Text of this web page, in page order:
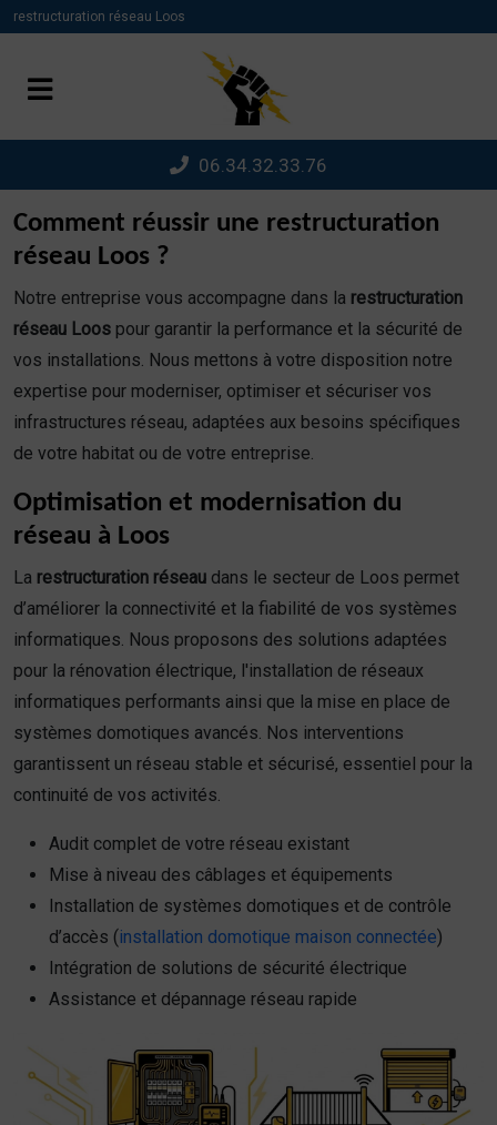
restructuration réseau Loos
06.34.32.33.76
Comment réussir une restructuration
réseau Loos ?
Notre entreprise vous accompagne dans la restructuration
réseau Loos pour garantir la performance et la sécurité de
vos installations. Nous mettons à votre disposition notre
expertise pour moderniser, optimiser et sécuriser vos
infrastructures réseau, adaptées aux besoins spécifiques
de votre habitat ou de votre entreprise.
Optimisation et modernisation du
réseau à Loos
La restructuration réseau dans le secteur de Loos permet
d’améliorer la connectivité et la fiabilité de vos systèmes
informatiques. Nous proposons des solutions adaptées
pour la rénovation électrique, l'installation de réseaux
informatiques performants ainsi que la mise en place de
systèmes domotiques avancés. Nos interventions
garantissent un réseau stable et sécurisé, essentiel pour la
continuité de vos activités.
Audit complet de votre réseau existant
Mise à niveau des câblages et équipements
Installation de systèmes domotiques et de contrôle
d’accès (installation domotique maison connectée)
Intégration de solutions de sécurité électrique
Assistance et dépannage réseau rapide
Panneau de gestion des cookies